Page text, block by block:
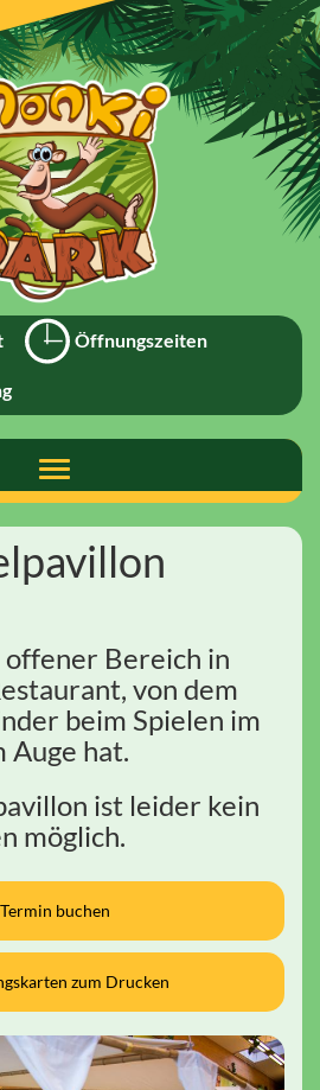
Öffnungszeiten
Toggle
navigation
Bereich in
von dem
beim Spielen im
Auge hat.
ist leider kein
möglich.
Termin buchen
zum Drucken